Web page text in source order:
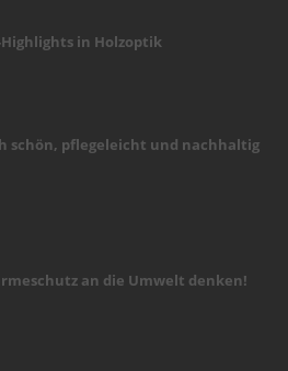
in Holzoptik
schön, pflegeleicht und nachhaltig
an die Umwelt denken!